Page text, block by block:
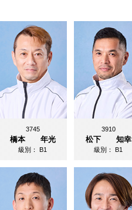
3745
橋本 年光
級別：B1
3910
松下 知幸
級別：B1